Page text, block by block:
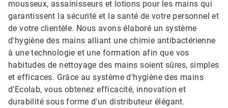
mousseux, assainisseurs et lotions pour les mains qui
garantissent la sécurité et la santé de votre personnel et
de votre clientèle. Nous avons élaboré un système
d'hygiène des mains alliant une chimie antibactérienne
à une technologie et une formation afin que vos
habitudes de nettoyage des mains soient sûres, simples
et efficaces. Grâce au système d'hygiène des mains
d'Ecolab, vous obtenez efficacité, innovation et
durabilité sous forme d'un distributeur élégant.